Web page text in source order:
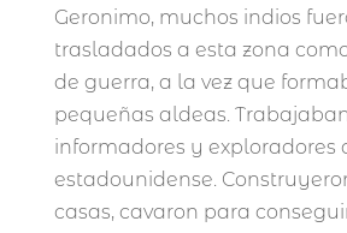
Geronimo, muchos indios
trasladados a esta zona
de guerra, a la vez que
pequeñas aldeas.
informadores y exploradores
estadounidense.
casas, cavaron para